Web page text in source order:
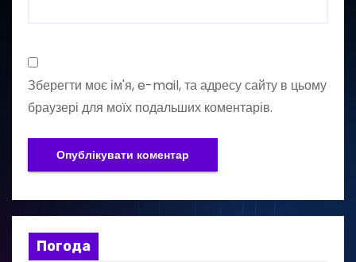
Зберегти моє ім'я, e-mail, та адресу сайту в цьому
браузері для моїх подальших коментарів.
Погода